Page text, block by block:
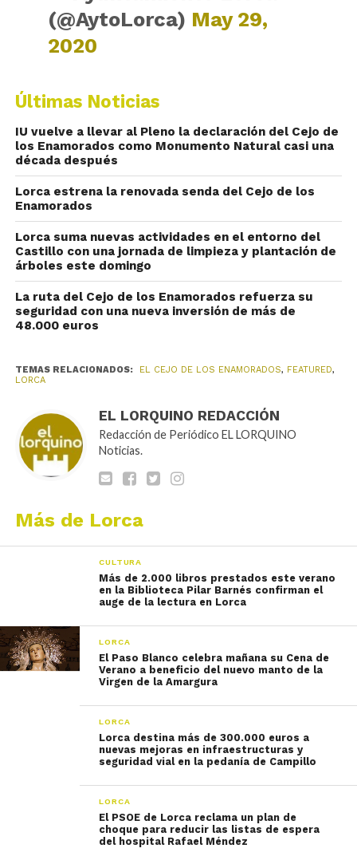
(@AytoLorca) May 29,
2020
Últimas Noticias
IU vuelve a llevar al Pleno la declaración del Cejo de
los Enamorados como Monumento Natural casi una
década después
Lorca estrena la renovada senda del Cejo de los
Enamorados
Lorca suma nuevas actividades en el entorno del
Castillo con una jornada de limpieza y plantación de
árboles este domingo
La ruta del Cejo de los Enamorados refuerza su
seguridad con una nueva inversión de más de
48.000 euros
TEMAS RELACIONADOS: EL CEJO DE LOS ENAMORADOS, FEATURED,
LORCA
EL LORQUINO REDACCIÓN
Redacción de Periódico EL LORQUINO
Noticias.
Más de Lorca
CULTURA
Más de 2.000 libros prestados este verano
en la Biblioteca Pilar Barnés confirman el
auge de la lectura en Lorca
LORCA
El Paso Blanco celebra mañana su Cena de
Verano a beneficio del nuevo manto de la
Virgen de la Amargura
LORCA
Lorca destina más de 300.000 euros a
nuevas mejoras en infraestructuras y
seguridad vial en la pedanía de Campillo
LORCA
El PSOE de Lorca reclama un plan de
choque para reducir las listas de espera
del hospital Rafael Méndez